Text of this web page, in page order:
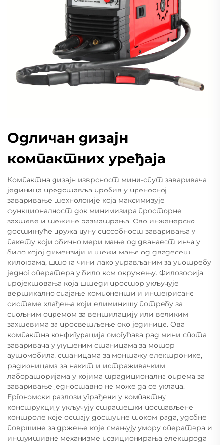
Одличан дизајн
компактних уређаја
Компактна дизајн изврсност мини-спут заваривача
јединица представља пробив у преносној
заваривање технологије која максимизује
функционалност док минимизира просторне
захтеве и тежине разматрања. Ово инженерско
достигнуће пружа пуну способност заваривања у
пакету који обично мери мање од дванаест инча у
било којој димензији и тежи мање од двадесет
килограма, што га чини лако управљаним за употребу
једног оператера у било ком окружењу. Филозофија
пројектовања која штеди простор укључује
вертикално спајање компоненти и интегрисане
системе хлађења који елиминишу потребу за
спољним опремом за вентилацију или великим
захтевима за просветљење око јединице. Ова
компактна конфигурација омогућава рад мини спота
заваривача у угушеним станицама за мотор
аутомобила, станицама за монтажу електронике,
радионицама за накит и истраживачким
лабораторијама у којима традиционална опрема за
заваривање једноставно не може да се уклапа.
Ергономски разлози уграђени у компактну
конструкцију укључују стратешки постављене
контроле које остају доступне током рада, удобне
површине за држење које смањују умору оператера и
интуитивне механизме позиционирања електрода